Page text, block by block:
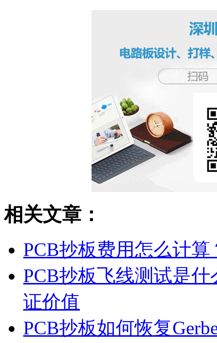
相关文章：
PCB抄板费用怎么计
PCB抄板飞线测试是
证价值
PCB抄板如何恢复